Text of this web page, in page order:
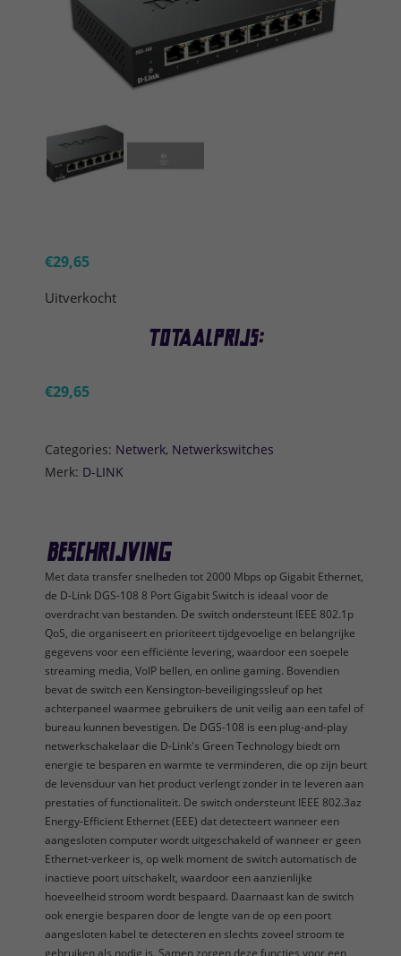
€29,65
Uitverkocht
Totaalprijs:
€29,65
Categories: Netwerk, Netwerkswitches
Merk: D-LINK
Beschrijving
Met data transfer snelheden tot 2000 Mbps op Gigabit Ethernet,
de D-Link DGS-108 8 Port Gigabit Switch is ideaal voor de
overdracht van bestanden. De switch ondersteunt IEEE 802.1p
QoS, die organiseert en prioriteert tijdgevoelige en belangrijke
gegevens voor een efficiënte levering, waardoor een soepele
streaming media, VoIP bellen, en online gaming. Bovendien
bevat de switch een Kensington-beveiligingssleuf op het
achterpaneel waarmee gebruikers de unit veilig aan een tafel of
bureau kunnen bevestigen. De DGS-108 is een plug-and-play
netwerkschakelaar die D-Link's Green Technology biedt om
energie te besparen en warmte te verminderen, die op zijn beurt
de levensduur van het product verlengt zonder in te leveren aan
prestaties of functionaliteit. De switch ondersteunt IEEE 802.3az
Energy-Efficient Ethernet (EEE) dat detecteert wanneer een
aangesloten computer wordt uitgeschakeld of wanneer er geen
Ethernet-verkeer is, op welk moment de switch automatisch de
inactieve poort uitschakelt, waardoor een aanzienlijke
hoeveelheid stroom wordt bespaard. Daarnaast kan de switch
ook energie besparen door de lengte van de op een poort
aangesloten kabel te detecteren en slechts zoveel stroom te